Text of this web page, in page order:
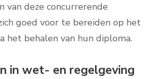
van deze concurrerende
goed voor te bereiden op het
het behalen van hun diploma.
in wet- en regelgeving